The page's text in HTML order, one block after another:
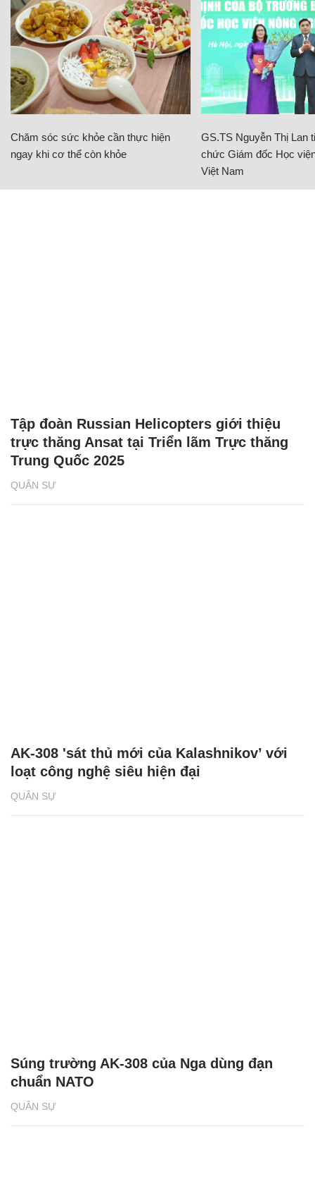
Chăm sóc sức khỏe cần thực hiện
ngay khi cơ thể còn khỏe
GS.TS Nguyễn Thị Lan
chức Giám đốc Học
Việt Nam
QUÂN SỰ
Tập đoàn Russian Helicopters giới thiệu
trực thăng Ansat tại Triển lãm Trực thăng
Trung Quốc 2025
QUÂN SỰ
AK-308 'sát thủ mới của Kalashnikov’ với
loạt công nghệ siêu hiện đại
QUÂN SỰ
Súng trường AK-308 của Nga dùng đạn
chuẩn NATO